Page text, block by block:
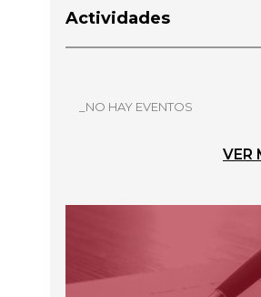
Actividades
_NO HAY EVENTOS
VER